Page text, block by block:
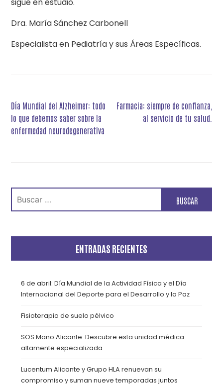
Dra. María Sánchez Carbonell
Especialista en Pediatría y sus Áreas Específicas.
Navegación
de
entradas
Día Mundial del Alzheimer: todo
lo que debemos saber sobre la
enfermedad neurodegenerativa
Farmacia: siempre de confianza,
al servicio de tu salud.
Buscar:
ENTRADAS RECIENTES
6 de abril: Día Mundial de la Actividad Física y el Día
Internacional del Deporte para el Desarrollo y la Paz
Fisioterapia de suelo pélvico
SOS Mano Alicante: Descubre esta unidad médica
altamente especializada
Lucentum Alicante y Grupo HLA renuevan su
compromiso y suman nueve temporadas juntos